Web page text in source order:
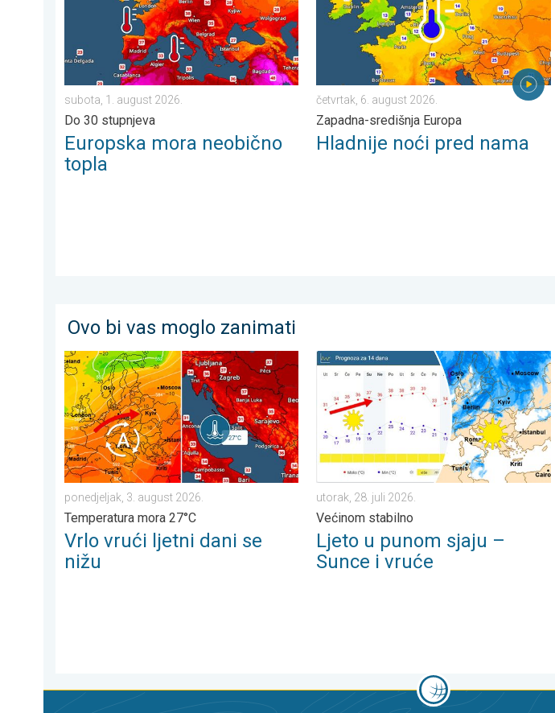
subota, 1. august 2026.
Do 30 stupnjeva
Europska mora neobično
topla
četvrtak, 6. august 2026.
Zapadna-središnja Europa
Hladnije noći pred nama
Ovo bi vas moglo zanimati
Vrlo vrući ljetni dani se nižu. Temperatura mora 27°C. . . ponedjeljak, 3. august 2026.
ponedjeljak, 3. august 2026.
Temperatura mora 27°C
Vrlo vrući ljetni dani se
nižu
Ljeto u punom sjaju – Sunce i vruće.
utorak, 28. juli 2026.
Većinom stabilno
Ljeto u punom sjaju –
Sunce i vruće